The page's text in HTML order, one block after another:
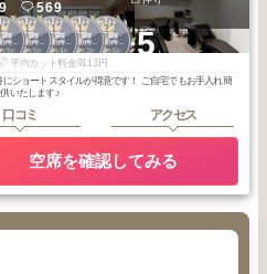
荻窪・
分寺・
年 5月
1
吉祥寺・荻窪・
三鷹・国分寺・
久我山
2026年 5月
1
吉祥寺・荻窪・
三鷹・国分寺・
久我山
2026年 4月
1
吉祥寺・荻窪・
三鷹・国分寺・
久我山
2026年 3月
2
吉祥寺・荻窪・
三鷹・国分寺・
久我山
2026年 6月+5
569
平均カット料金9113円
ショートスタイルが得意です！ ご自宅でもお手入れ簡
いたします♪
口コミ アクセス
空席を確認してみる